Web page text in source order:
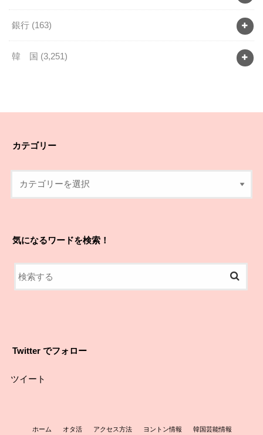
銀行 (163)
韓 国 (3,251)
カテゴリー
気になるワードを検索！
Twitter でフォロー
ツイート
ホーム オタ活 アクセス方法 ヨントン情報 韓国芸能情報